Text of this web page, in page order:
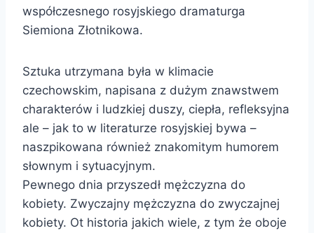
współczesnego rosyjskiego dramaturga
Siemiona Złotnikowa.
Sztuka utrzymana była w klimacie
czechowskim, napisana z dużym znawstwem
charakterów i ludzkiej duszy, ciepła, refleksyjna
ale – jak to w literaturze rosyjskiej bywa –
naszpikowana również znakomitym humorem
słownym i sytuacyjnym.
Pewnego dnia przyszedł mężczyzna do
kobiety. Zwyczajny mężczyzna do zwyczajnej
kobiety. Ot historia jakich wiele, z tym że oboje